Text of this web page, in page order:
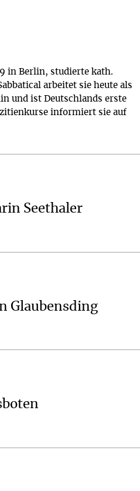
in Berlin, studierte kath.
arbeitet sie heute als
und ist Deutschlands erste
informiert sie auf
Seethaler
Glaubensding